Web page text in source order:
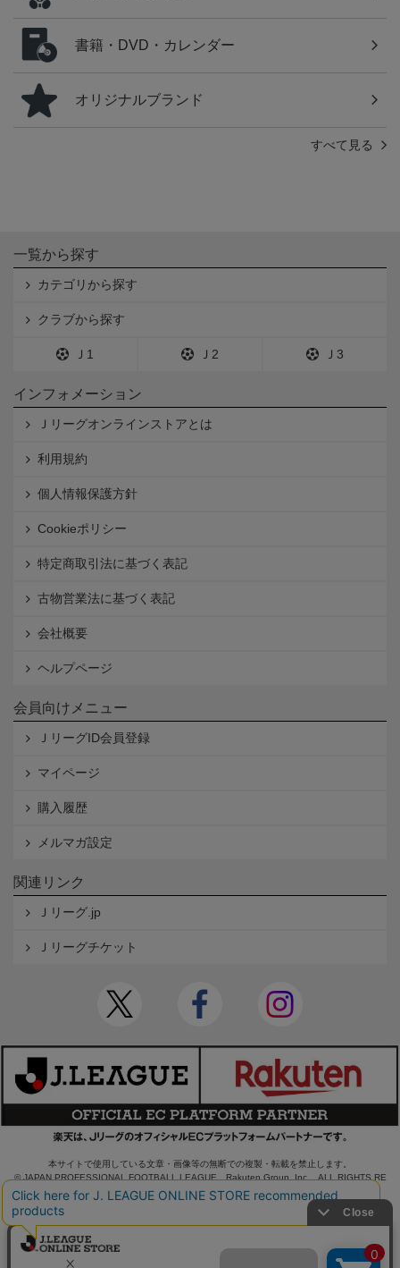
書籍・DVD・カレンダー
オリジナルブランド
すべて見る
一覧から探す
カテゴリから探す
クラブから探す
Ｊ1 Ｊ2 Ｊ3
インフォメーション
Ｊリーグオンラインストアとは
利用規約
個人情報保護方針
Cookieポリシー
特定商取引法に基づく表記
古物営業法に基づく表記
会社概要
ヘルプページ
会員向けメニュー
ＪリーグID会員登録
マイページ
購入履歴
メルマガ設定
関連リンク
Ｊリーグ.jp
Ｊリーグチケット
本サイトで使用している文章・画像等の無断での複製・転載を禁止します。
© JAPAN PROFESSIONAL FOOTBALL LEAGUE Rakuten Group, Inc. ALL RIGHTS RE
SERVED.